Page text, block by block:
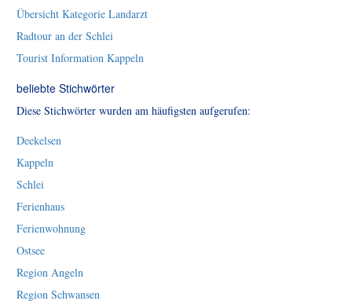
Übersicht Kategorie Landarzt
Radtour an der Schlei
Tourist Information Kappeln
beliebte Stichwörter
Diese Stichwörter wurden am häufigsten aufgerufen:
Deekelsen
Kappeln
Schlei
Ferienhaus
Ferienwohnung
Ostsee
Region Angeln
Region Schwansen